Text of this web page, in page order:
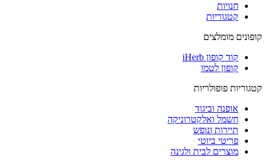
חנויות
קטגוריות
קופונים מומלצים
קוד קופון iHerb
קופון לטמו
קטגוריות פופולריות
אופנה וביגוד
חשמל ואלקטרוניקה
תיירות ונופש
פריטי ביוטי
מוצרים לבית ולגינה